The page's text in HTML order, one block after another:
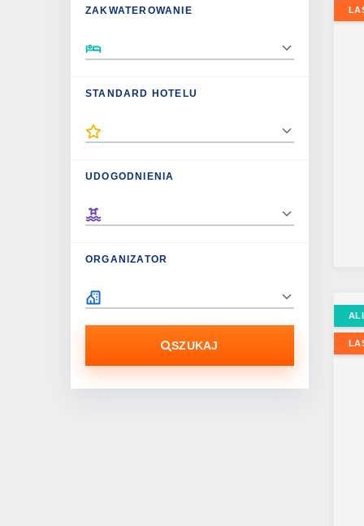
ZAKWATEROWANIE
STANDARD HOTELU
UDOGODNIENIA
ORGANIZATOR
SZUKAJ